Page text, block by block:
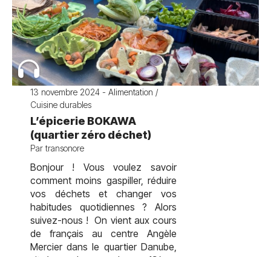
13 novembre 2024 - Alimentation /
Cuisine durables
L’épicerie BOKAWA
(quartier zéro déchet)
Par transonore
Bonjour ! Vous voulez savoir
comment moins gaspiller, réduire
vos déchets et changer vos
habitudes quotidiennes ? Alors
suivez-nous ! On vient aux cours
de français au centre Angèle
Mercier dans le quartier Danube,